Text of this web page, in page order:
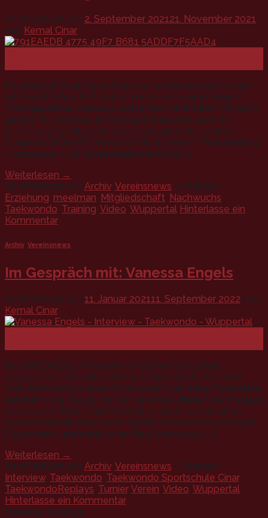
Veröffentlicht am 2. September 202121. November 2021
von Kemal Cinar
Foto:Kemal Cinar Liebe Freunde, wir haben euch in den
letzten Wochen & Monaten immer mit regelmäßigen
Trainingsvideos versorgt und unsere Aktivitäten mit euch
geteilt. Mit dem neuen Schuljahr trainieren auch wir
wieder regelmäßig und freuen uns über den großen
Zuspruch. KEIN BEITRAG BIS ENDE 2021! – Probetraining
– kostenlos – der Verein bleibt bis Ende […]
Weiterlesen →
Veröffentlicht am Archiv, Vereinsnews
Markiert
Erziehung, meelman, Mitgliedschaft, Nachwuchs,
Taekwondo, Training, Video, Wuppertal Hinterlasse ein
Kommentar
Archiv, Vereinsnews
Im Gespräch mit: Vanessa Engels
Veröffentlicht am 11. Januar 202111. September 2022 von
Kemal Cinar
Foto:MEDIABEL/Fotoservice-Stefan Gottschalk.
Zugegeben, dass Interview ist schon etwas älter. Was
man aber nicht so alles findet wenn man seine Festplatte
aufräumt. Als Zeuge der Zeit und weil „Bilder“ mehr sagen
als tausend Worte möchten wir es nicht vorenthalten.
Auch finden wir das unsere zweite Vorsitzende eine gute
Figur macht und nicht nur im Ring überzeugt. […]
Weiterlesen →
Veröffentlicht am Archiv, Vereinsnews
Markiert
Interview, Taekwondo, Taekwondo Sportschule Cinar,
TaekwondoReplays, Turnier, Verein, Video, Wuppertal
Hinterlasse ein Kommentar
Neueste Beiträge